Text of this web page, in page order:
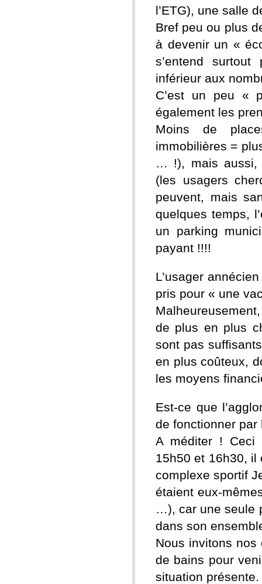
l’ETG), une salle
Bref peu ou plus
à devenir un «
s’entend
inférieur aux
C’est un peu «
également les
Moins de
immobilières =
… !), mais aussi,
(les usagers
peuvent, mais
quelques temps,
un parking
payant !!!!
L’usager
pris pour « une
de plus en plus
sont pas
en plus coûteux,
les moyens
Est-ce que
de fonctionner par
A méditer ! Ceci
15h50 et 16h30,
complexe sportif
étaient eux-
…), car une seule
dans son
Nous invitons nos
de bains pour
situation présente.